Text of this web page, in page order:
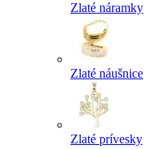
Zlaté náramky
Zlaté náušnice
Zlaté prívesky